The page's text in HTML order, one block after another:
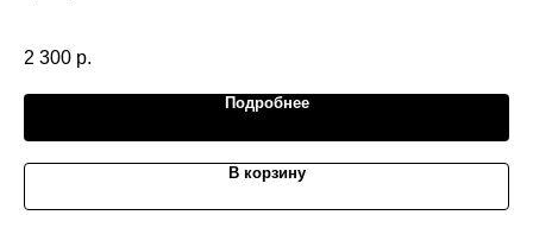
2 300 р.
Подробнее
В корзину